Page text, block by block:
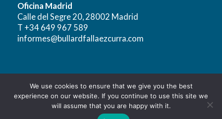
Oficina Madrid
Calle del Segre 20, 28002 Madrid
T +34 649 967 589
informes@bullardfallaezcurra.com
Aviso Legal|Política de Privacidad para el Tratamiento y
Protección de Datos Personales
Copyright © 2026 - Bullard Falla Ezcurra
We use cookies to ensure that we give you the best
experience on our website. If you continue to use this site we
will assume that you are happy with it.